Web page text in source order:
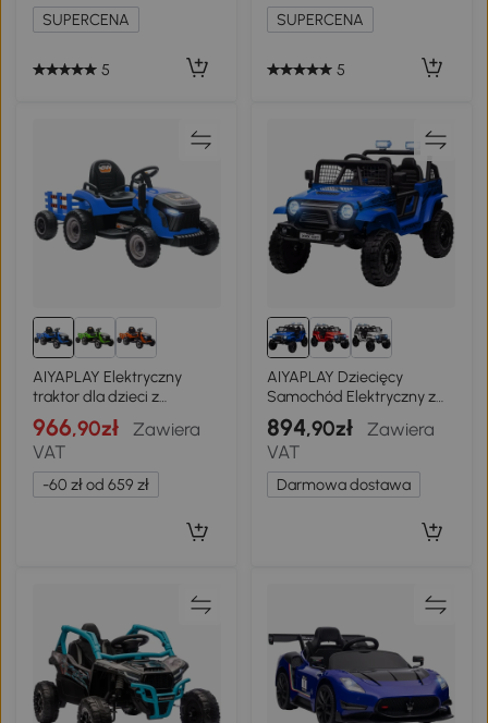
SUPERCENA
5
SUPERCENA
5
AIYAPLAY Elektryczny
traktor dla dzieci z
przyczepą, traktor na
baterie z pilotem, 2 silniki,
3-biegowy pojazd
elektryczny dla dzieci z
muzyką, klaksonem,
start, 3-5 km/h, dla dzieci
966,90zł
Zawiera
VAT
-60 zł od 659 zł
AIYAPLAY Dziecięcy
Samochód Elektryczny z
Miękkim Zawieszeniem,
Sterowalny Pilotem, z LED,
Klaksonem, Silnikami 12V, z
Plastiku i Metalu, Niebieski
894,90zł
Zawiera
VAT
Darmowa dostawa